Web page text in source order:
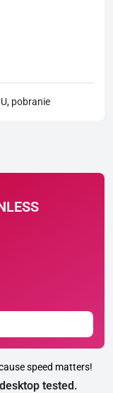
, pobranie
speed matters!
tested.